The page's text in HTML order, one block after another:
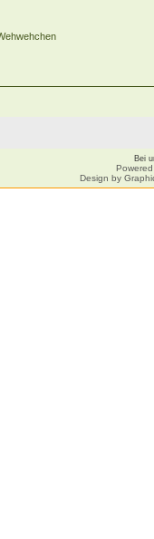
Bei
Design by